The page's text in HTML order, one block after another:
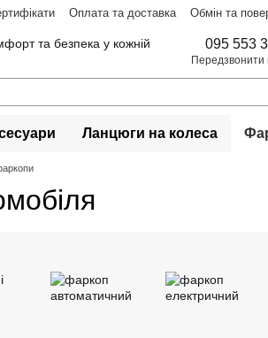
Оплата та доставка Обмін та
та безпека у кожній
095 553
Передзвонити
Ланцюги на колеса